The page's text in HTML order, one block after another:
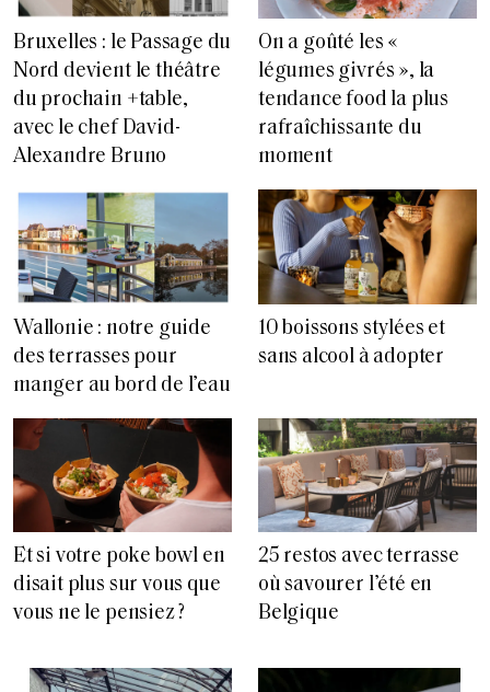
Bruxelles : le Passage du
Nord devient le théâtre
du prochain +table,
avec le chef David-
Alexandre Bruno
On a goûté les «
légumes givrés », la
tendance food la plus
rafraîchissante du
moment
Wallonie : notre guide
des terrasses pour
manger au bord de l’eau
10 boissons stylées et
sans alcool à adopter
Et si votre poke bowl en
disait plus sur vous que
vous ne le pensiez ?
25 restos avec terrasse
où savourer l’été en
Belgique